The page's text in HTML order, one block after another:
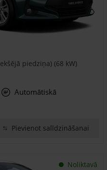
piedziņa) (68 kW)
Automātiskā
Pievienot salīdzināšanai
Noliktavā